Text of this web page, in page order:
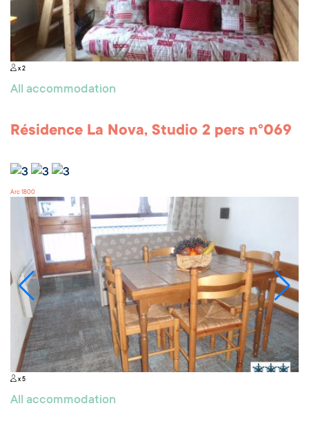
x 2
All accommodation
Résidence La Nova, Studio 2 pers n°069
Arc 1800
x 5
All accommodation